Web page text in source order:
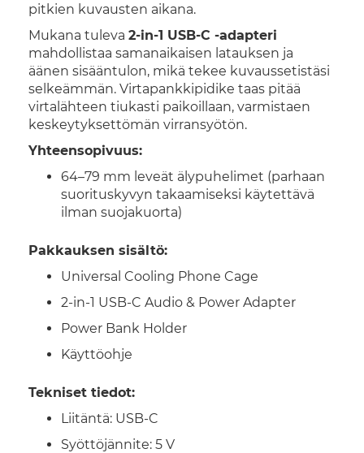
pitkien kuvausten aikana.
Mukana tuleva 2-in-1 USB-C -adapteri
mahdollistaa samanaikaisen latauksen ja
äänen sisääntulon, mikä tekee kuvaussetistäsi
selkeämmän. Virtapankkipidike taas pitää
virtalähteen tiukasti paikoillaan, varmistaen
keskeytyksettömän virransyötön.
Yhteensopivuus:
64–79 mm leveät älypuhelimet (parhaan
suorituskyvyn takaamiseksi käytettävä
ilman suojakuorta)
Pakkauksen sisältö:
Universal Cooling Phone Cage
2-in-1 USB-C Audio & Power Adapter
Power Bank Holder
Käyttöohje
Tekniset tiedot:
Liitäntä: USB-C
Syöttöjännite: 5 V